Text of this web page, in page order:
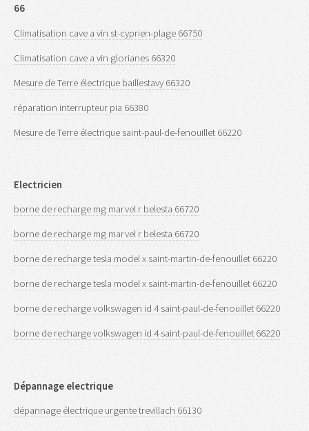
66
Climatisation cave a vin st-cyprien-plage 66750
Climatisation cave a vin glorianes 66320
Mesure de Terre électrique baillestavy 66320
réparation interrupteur pia 66380
Mesure de Terre électrique saint-paul-de-fenouillet 66220
Electricien
borne de recharge mg marvel r belesta 66720
borne de recharge mg marvel r belesta 66720
borne de recharge tesla model x saint-martin-de-fenouillet 66220
borne de recharge tesla model x saint-martin-de-fenouillet 66220
borne de recharge volkswagen id 4 saint-paul-de-fenouillet 66220
borne de recharge volkswagen id 4 saint-paul-de-fenouillet 66220
Dépannage electrique
dépannage électrique urgente trevillach 66130